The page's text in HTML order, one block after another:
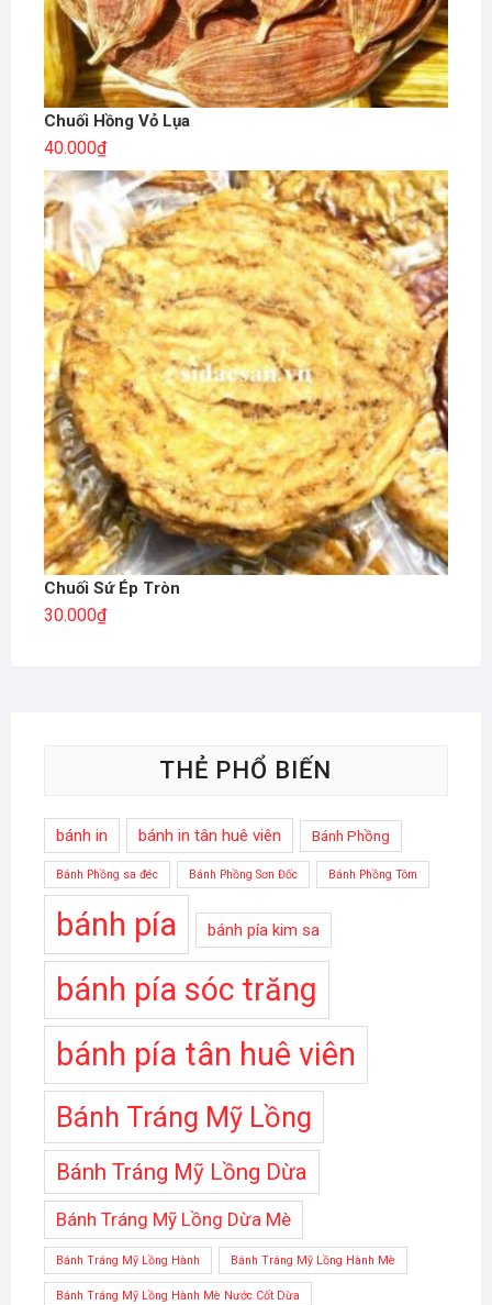
Chuối Hồng Vỏ Lụa
40.000₫
Chuối Sứ Ép Tròn
30.000₫
THẺ PHỔ BIẾN
bánh in bánh in tân huê viên Bánh Phồng
Bánh Phồng sa đéc Bánh Phồng Sơn Đốc Bánh Phồng Tôm
bánh pía bánh pía kim sa
bánh pía sóc trăng
bánh pía tân huê viên
Bánh Tráng Mỹ Lồng
Bánh Tráng Mỹ Lồng Dừa
Bánh Tráng Mỹ Lồng Dừa Mè
Bánh Tráng Mỹ Lồng Hành Bánh Tráng Mỹ Lồng Hành Mè
Bánh Tráng Mỹ Lồng Hành Mè Nước Cốt Dừa